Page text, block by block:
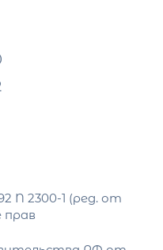
N 2300-1 (ред. от
прав